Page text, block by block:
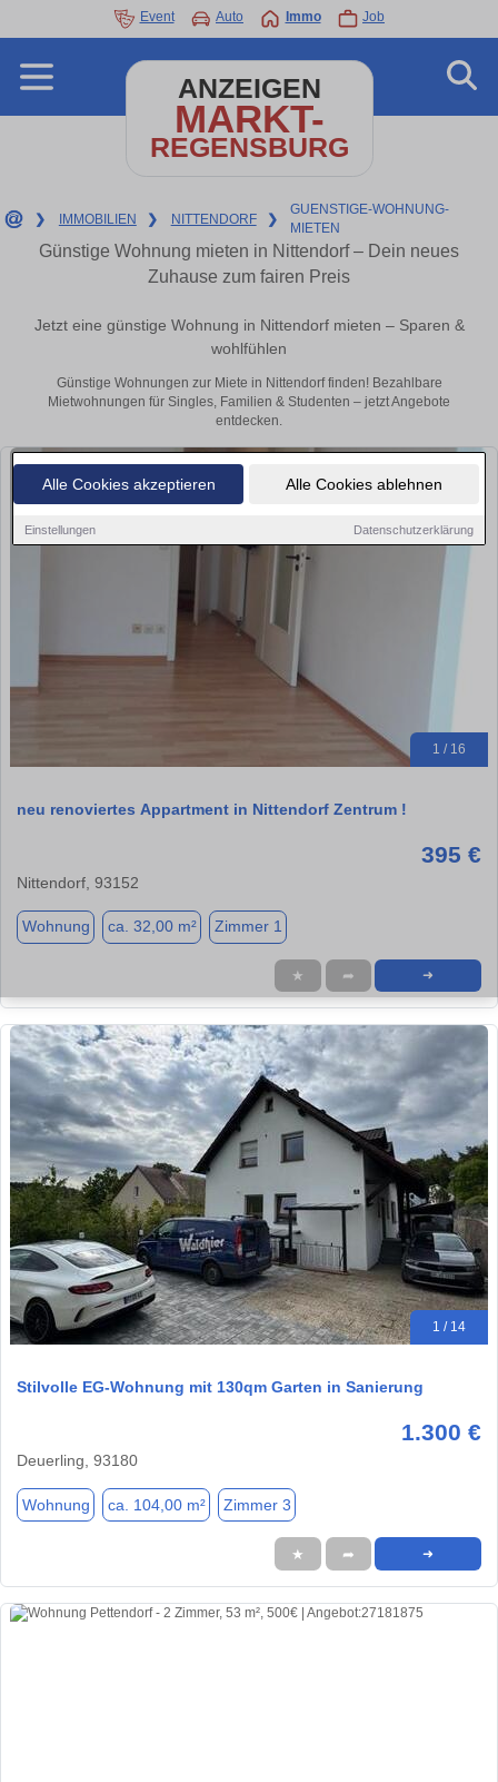
Alle Cookies akzeptieren Alle Cookies ablehnen
Einstellungen Datenschutzerklärung
Event Auto Immo Job
ANZEIGEN
MARKT-
REGENSBURG
❯ IMMOBILIEN ❯ NITTENDORF ❯
GUENSTIGE-WOHNUNG-
MIETEN
Günstige Wohnung mieten in Nittendorf – Dein neues
Zuhause zum fairen Preis
Jetzt eine günstige Wohnung in Nittendorf mieten – Sparen &
wohlfühlen
Günstige Wohnungen zur Miete in Nittendorf finden! Bezahlbare
Mietwohnungen für Singles, Familien & Studenten – jetzt Angebote
entdecken.
1 / 16
neu renoviertes Appartment in Nittendorf Zentrum !
395 €
Nittendorf, 93152
Wohnung ca. 32,00 m² Zimmer 1
★ ➦ ➜
1 / 14
Stilvolle EG-Wohnung mit 130qm Garten in Sanierung
1.300 €
Deuerling, 93180
Wohnung ca. 104,00 m² Zimmer 3
★ ➦ ➜